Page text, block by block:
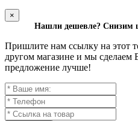
×
Нашли дешевле? Снизим
Пришлите нам ссылку на этот
другом магазине и мы сделаем
предложение лучше!